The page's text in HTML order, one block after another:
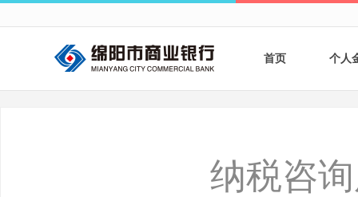
首页 个人
银
纳税咨